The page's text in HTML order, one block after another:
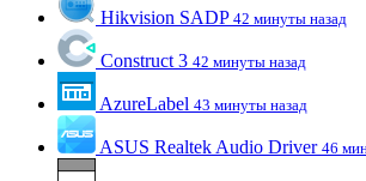
Hikvision SADP 42 минуты назад
Construct 3 42 минуты назад
AzureLabel 43 минуты назад
ASUS Realtek Audio Driver 46